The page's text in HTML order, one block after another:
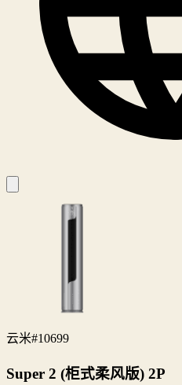
云米#10699
Super 2 (柜式柔风版) 2P